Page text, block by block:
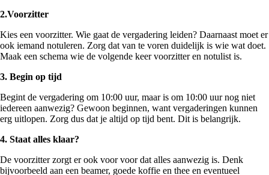
2.Voorzitter
Kies een voorzitter. Wie gaat de vergadering leiden? Daarnaast moet er
ook iemand notuleren. Zorg dat van te voren duidelijk is wie wat doet.
Maak een schema wie de volgende keer voorzitter en notulist is.
3. Begin op tijd
Begint de vergadering om 10:00 uur, maar is om 10:00 uur nog niet
iedereen aanwezig? Gewoon beginnen, want vergaderingen kunnen
erg uitlopen. Zorg dus dat je altijd op tijd bent. Dit is belangrijk.
4. Staat alles klaar?
De voorzitter zorgt er ook voor voor dat alles aanwezig is. Denk
bijvoorbeeld aan een beamer, goede koffie en thee en eventueel